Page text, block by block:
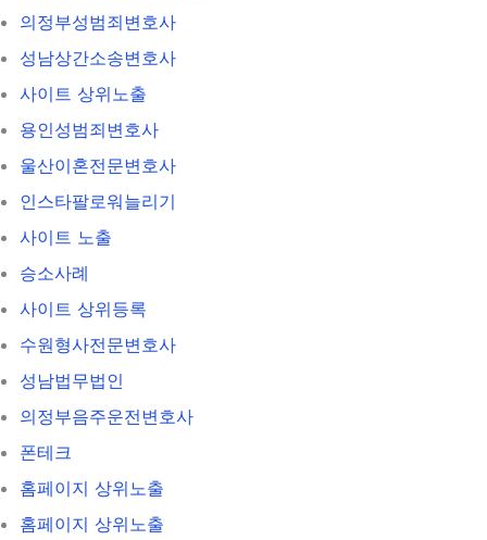
의정부성범죄변호사
성남상간소송변호사
사이트 상위노출
용인성범죄변호사
울산이혼전문변호사
인스타팔로워늘리기
사이트 노출
승소사례
사이트 상위등록
수원형사전문변호사
성남법무법인
의정부음주운전변호사
폰테크
홈페이지 상위노출
홈페이지 상위노출